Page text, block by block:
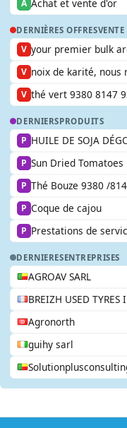
A Achat et vente d'or
DERNIÈRES OFFRESVENTE
V your premier bulk
V noix de karité, nous
V thé vert 9380 8147
DERNIERSPRODUITS
P HUILE DE SOJA
P Sun Dried
P Thé Bouze 9380 /
P Coque de cajou
P Prestations de
DERNIERESENTREPRISES
AGROAV SARL
BREIZH USED TYRES
Agronorth
guihy sarl